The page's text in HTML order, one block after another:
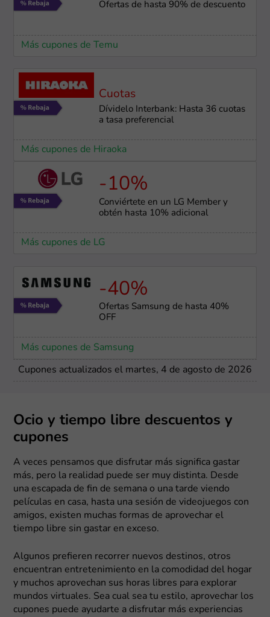
Ofertas de hasta 90% de descuento
Más cupones de Temu
Cuotas
Dívidelo Interbank: Hasta 36 cuotas
a tasa preferencial
Más cupones de Hiraoka
-10%
Conviértete en un LG Member y
obtén hasta 10% adicional
Más cupones de LG
-40%
Ofertas Samsung de hasta 40%
OFF
Más cupones de Samsung
Cupones actualizados el martes, 4 de agosto de 2026
Ocio y tiempo libre descuentos y
cupones
A veces pensamos que disfrutar más significa gastar
más, pero la realidad puede ser muy distinta. Desde
una escapada de fin de semana o una tarde viendo
películas en casa, hasta una sesión de videojuegos con
amigos, existen muchas formas de aprovechar el
tiempo libre sin gastar en exceso.
Algunos prefieren recorrer nuevos destinos, otros
encuentran entretenimiento en la comodidad del hogar
y muchos aprovechan sus horas libres para explorar
mundos virtuales. Sea cual sea tu estilo, aprovechar los
cupones puede ayudarte a disfrutar más experiencias